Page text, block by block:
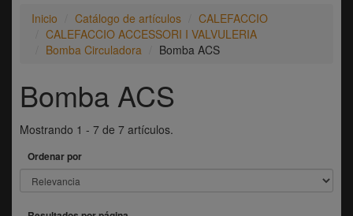
Inicio Catálogo de artículos
CALEFACCIO
CALEFACCIO ACCESSORI I VALVULERIA
Bomba Circuladora
Bomba ACS
Bomba ACS
Mostrando 1 - 7 de 7 artículos.
Ordenar por